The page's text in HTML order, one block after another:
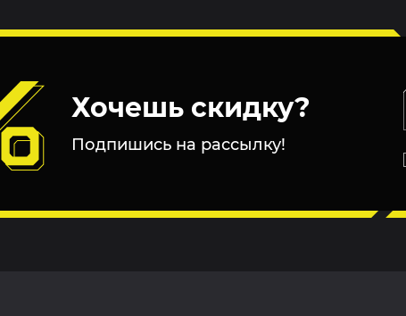
Хочешь скидку?
Подпишись на рассылку!